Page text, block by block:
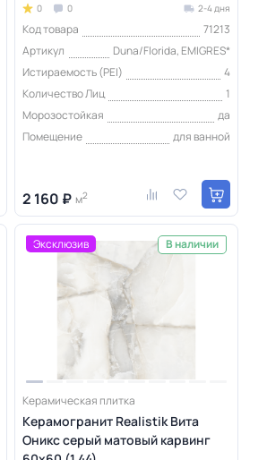
0 0 2-4 дня
Код товара
71213
Артикул
Duna/Florida, EMIGRES*
Истираемость (PEI)
4
Количество Лиц
1
Морозостойкая
да
Помещение
для ванной
2 160 ₽ м2
Эксклюзив В наличии
Керамическая плитка
Керамогранит Realistik Вита
Оникс серый матовый карвинг